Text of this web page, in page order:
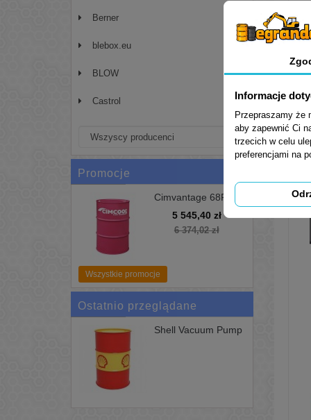
Berner
blebox.eu
BLOW
Castrol
Promocje
Cimvantage 68FF
Chłodziwo Cimcool
5 545,40 zł
6 374,02 zł
Wszystkie promocje
Ostatnio przeglądane
Shell Vacuum Pump
Informacje
Przepraszamy że
aby zapewnić Ci
trzecich w celu
preferencjami na